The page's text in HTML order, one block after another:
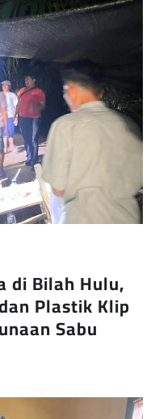
di Bilah Hulu,
Plastik Klip
Sabu